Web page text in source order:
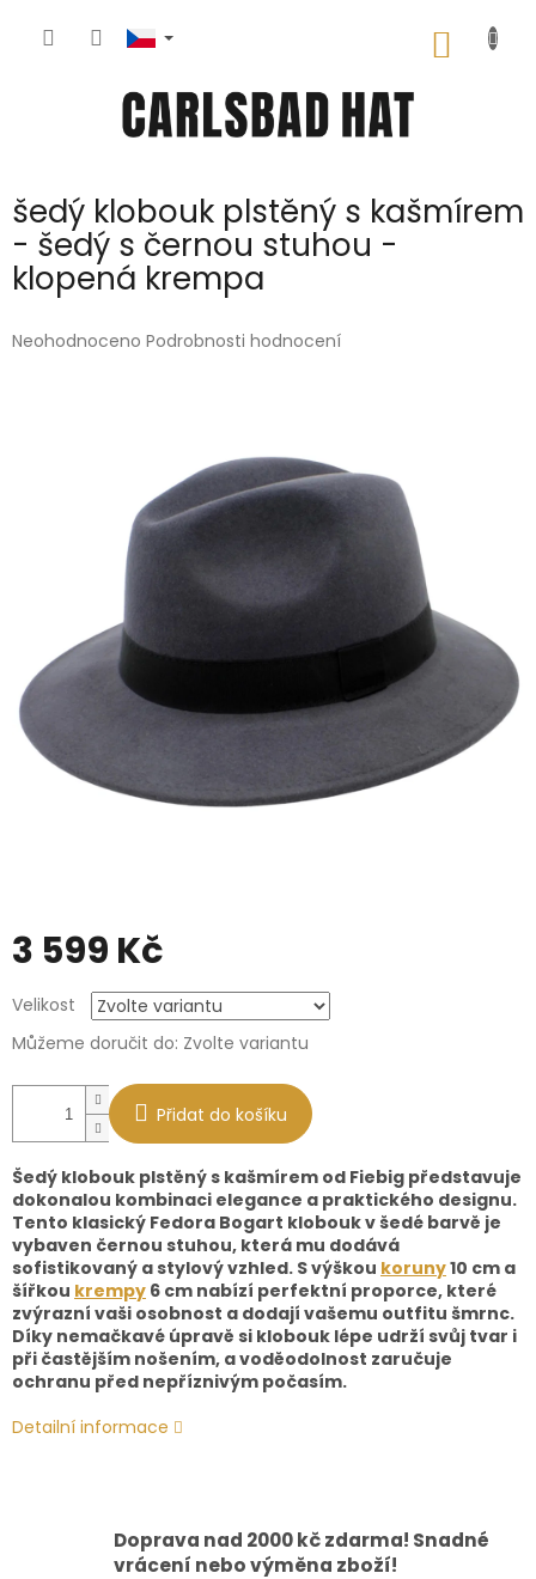
šedý klobouk plstěný s kašmírem
- šedý s černou stuhou -
klopená krempa
Průměrné
Neohodnoceno Podrobnosti hodnocení
3 599 Kč
cena:
Velikost
Můžeme doručit do: Zvolte variantu
Přidat do košíku
Šedý klobouk plstěný s kašmírem od Fiebig představuje
dokonalou kombinaci elegance a praktického designu.
Tento klasický Fedora Bogart klobouk v šedé barvě je
vybaven černou stuhou, která mu dodává
sofistikovaný a stylový vzhled. S výškou koruny10 cm a
šířkou krempy 6 cm nabízí perfektní proporce, které
zvýrazní vaši osobnost a dodají vašemu outfitu šmrnc.
Díky nemačkavé úpravě si klobouk lépe udrží svůj tvar i
při častějším nošením, a voděodolnost zaručuje
ochranu před nepříznivým počasím.
Detailní informace
Doprava nad 2000 kč zdarma! Snadné
vrácení nebo výměna zboží!